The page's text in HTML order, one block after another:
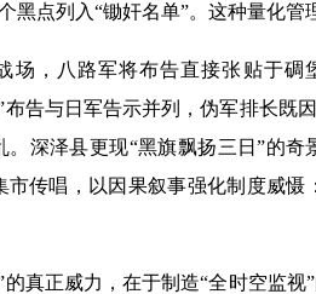
黑点列入“锄奸名单”。这种量化
，八路军将布告直接张贴于碉
布告与日军告示并列，伪军排长既
。深泽县更现“黑旗飘扬三日”的
市传唱，以因果叙事强化制度威
正威力，在于制造“全时空监视”